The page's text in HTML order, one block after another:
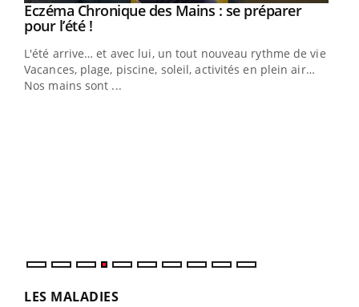
Youtube
Eczéma Chronique des Mains : se préparer
pour l’été !Youtube
L'été arrive… et avec lui, un tout nouveau rythme de vie !
Vacances, plage, piscine, soleil, activités en plein air…
Nos mains sont ...
LES MALADIES